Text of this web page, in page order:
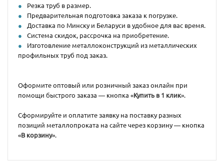
Резка труб в размер.
Предварительная подготовка заказа к погрузке.
Доставка по Минску и Беларуси в удобное для вас время.
Система скидок, рассрочка на приобретение.
Изготовление металлоконструкций из металлических
профильных труб под заказ.
Оформите оптовый или розничный заказ онлайн при
помощи быстрого заказа — кнопка «Купить в 1 клик».
Сформируйте и оплатите заявку на поставку разных
позиций металлопроката на сайте через корзину — кнопка
«В корзину».